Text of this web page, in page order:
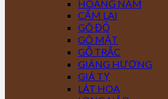
HOÀNG NAM
CẨM LAI
GÕ ĐỎ
GÕ MẬT
GỖ TRẮC
GIÁNG HƯƠNG
GIÁ TỴ
LÁT HOA